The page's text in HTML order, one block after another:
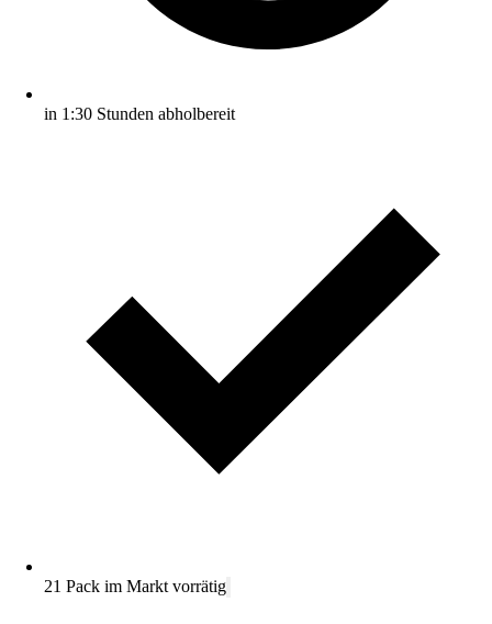
in 1:30 Stunden abholbereit
21 Pack im Markt vorrätig